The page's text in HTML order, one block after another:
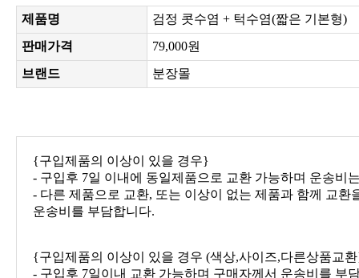
제품명
검정 콧수염 + 턱수염(짧은 기본형)
판매가격
79,000원
브랜드
분장몰
{구입제품의 이상이 있을 경우}
- 구입후 7일 이내에 동일제품으로 교환 가능하며 운송비
운송비를 부담합니다.
{구입제품의 이상이 있을 경우 (색상,사이즈,다른상품교
- 구입후 7일이내 교환 가능하며 구매자께서 운송비를 부